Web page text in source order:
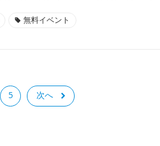
無料イベント
5 次へ